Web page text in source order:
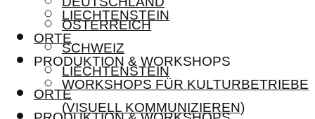
LIECHTENSTEIN
ORTE
PRODUKTION & WORKSHOPS
WORKSHOPS FÜR KULTURBETRIEBE
(VISUELL KOMMUNIZIEREN)
ÖSTERREICH
SCHWEIZ
LIECHTENSTEIN
ORTE